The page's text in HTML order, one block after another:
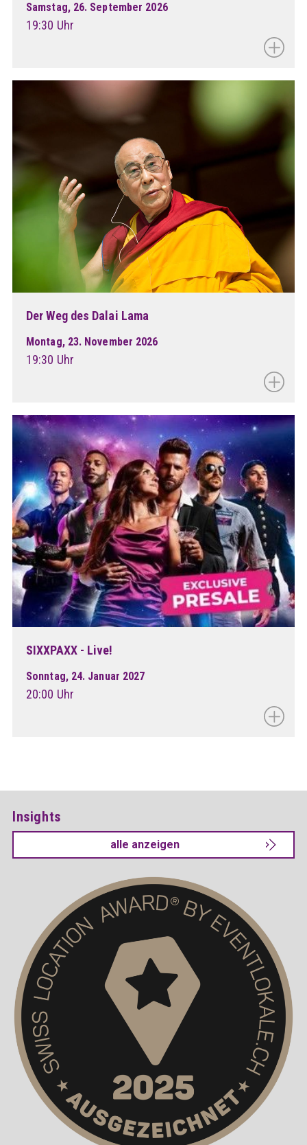
Samstag, 26. September 2026
19:30 Uhr
Der Weg des Dalai Lama
Montag, 23. November 2026
19:30 Uhr
SIXXPAXX - Live!
Sonntag, 24. Januar 2027
20:00 Uhr
Insights
alle anzeigen